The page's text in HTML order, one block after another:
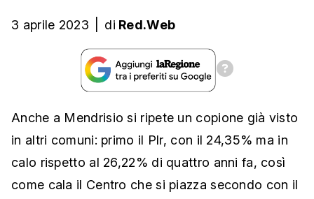
3 aprile 2023 di Red.Web
Anche a Mendrisio si ripete un copione già visto
in altri comuni: primo il Plr, con il 24,35% ma in
calo rispetto al 26,22% di quattro anni fa, così
come cala il Centro che si piazza secondo con il